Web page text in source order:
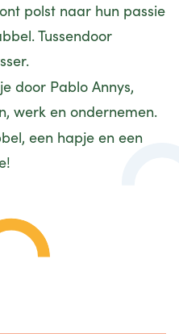
polst naar hun passie
Tussendoor
door Pablo Annys,
werk en ondernemen.
een hapje en een